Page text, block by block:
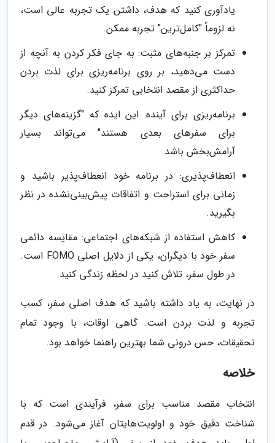
یادآوری کنید که هدف، داشتن یک تجربه عالی است،
نه لزوماً "کامل‌ترین" تجربه ممکن.
تمرکز بر جنبه‌های مثبت: به جای فکر کردن به آنچه از
دست می‌دهید، بر روی برنامه‌ریزی برای لذت بردن
حداکثری از مقصد انتخابی تمرکز کنید.
برنامه‌ریزی برای آینده: این ایده که "گزینه‌های دیگر
برای سفرهای بعدی هستند" می‌تواند بسیار
آرامش‌بخش باشد.
انعطاف‌پذیری: در برنامه خود انعطاف‌پذیر باشید و
زمانی برای استراحت و اتفاقات پیش‌بینی‌نشده در نظر
بگیرید.
کاهش استفاده از شبکه‌های اجتماعی: مقایسه دائمی
سفر خود با دیگران، یکی از دلایل اصلی FOMO است.
در طول سفر، تلاش کنید در لحظه زندگی کنید.
در نهایت، به یاد داشته باشید که هدف اصلی سفر، کسب
تجربه و لذت بردن است. گاهی اوقات، با وجود تمام
تحقیقات، حس درونی شما بهترین راهنما خواهد بود.
خلاصه
انتخاب مقصد مناسب برای سفر، فرآیندی است که با
شناخت دقیق خود و اولویت‌هایتان آغاز می‌شود. در قدم